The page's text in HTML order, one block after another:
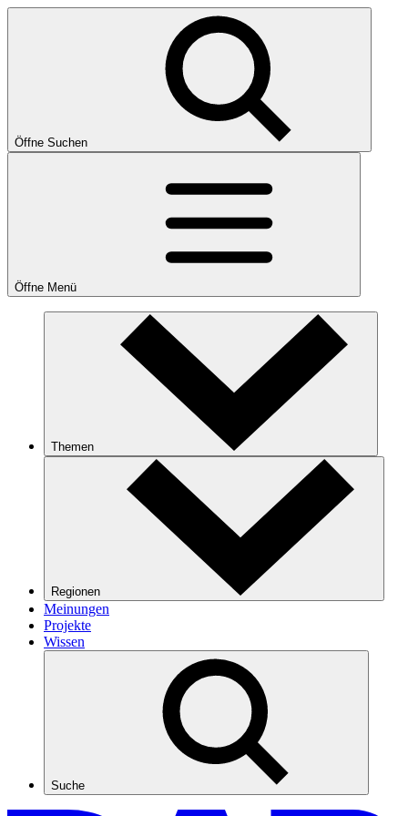
Öffne Suchen
Öffne Menü
Themen
Regionen
Meinungen
Projekte
Wissen
Suche